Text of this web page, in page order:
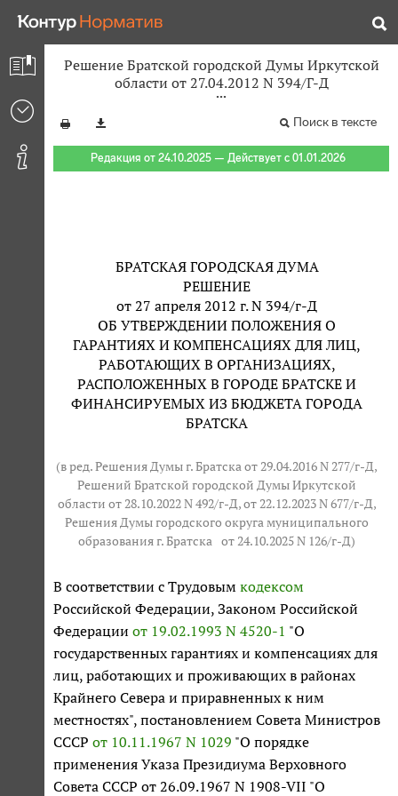
Решение Братской городской Думы Иркутской
области от 27.04.2012 N 394/Г-Д
Поиск в тексте
Редакция от 24.10.2025 — Действует с 01.01.2026
БРАТСКАЯ ГОРОДСКАЯ ДУМА
РЕШЕНИЕ
от 27 апреля 2012 г. N 394/г-Д
ОБ УТВЕРЖДЕНИИ ПОЛОЖЕНИЯ О
ГАРАНТИЯХ И КОМПЕНСАЦИЯХ ДЛЯ ЛИЦ,
РАБОТАЮЩИХ В ОРГАНИЗАЦИЯХ,
РАСПОЛОЖЕННЫХ В ГОРОДЕ БРАТСКЕ И
ФИНАНСИРУЕМЫХ ИЗ БЮДЖЕТА ГОРОДА
БРАТСКА
(в ред. Решения Думы г. Братска от 29.04.2016 N 277/г-Д,
Решений Братской городской Думы Иркутской
области от 28.10.2022 N 492/г-Д, от 22.12.2023 N 677/г-Д,
Решения Думы городского округа муниципального
образования г. Братска от 24.10.2025 N 126/г-Д)
В соответствии с Трудовым кодексом
Российской Федерации, Законом Российской
Федерации от 19.02.1993 N 4520-1 "О
государственных гарантиях и компенсациях для
лиц, работающих и проживающих в районах
Крайнего Севера и приравненных к ним
местностях", постановлением Совета Министров
СССР от 10.11.1967 N 1029 "О порядке
применения Указа Президиума Верховного
Совета СССР от 26.09.1967 N 1908-VII "О